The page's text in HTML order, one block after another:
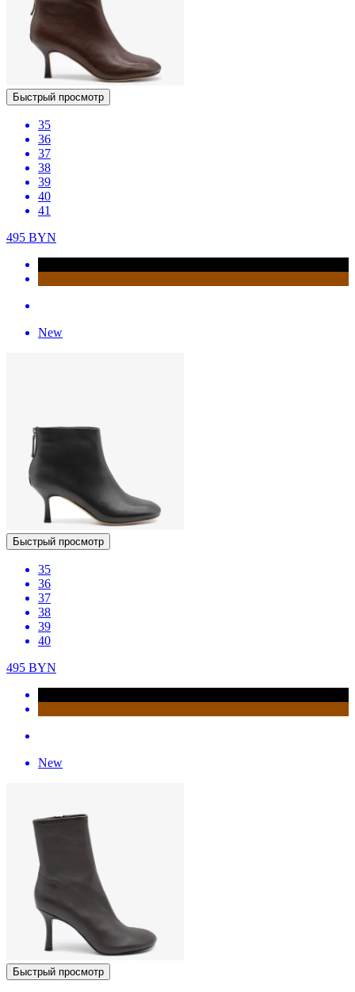
Быстрый просмотр
35
36
37
38
39
40
41
495 BYN
New
Быстрый просмотр
35
36
37
38
39
40
495 BYN
New
Быстрый просмотр